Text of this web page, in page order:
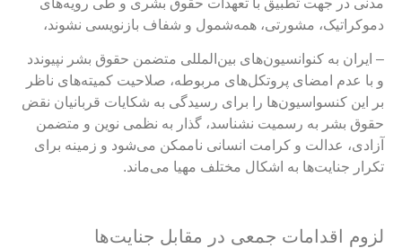
در جهت تطبیق با تعهدات حقوق بشری و طی رویه‌های
مشورتی، همه‌شمول و شفاف بازنویسی نشوند،
ایران به کنوانسیون‌های بین‌المللی متضمن حقوق بشر نپیوندد
با عدم امضای پروتکل‌های مربوطه، صلاحیت کمیته‌های ناظر
این کنسواسیون‌ها را برای رسیدگی به شکایات قربانیان نقض
بشر به رسمیت نشناسد،گذار به نظمی نوین و متضمن
عدالت و کرامت انسانی ناممکن می‌شود و زمینه برای
جنایت‌ها به اشکال مختلف مهیا می‌ماند.
اقدامات جمعی در مقابل جنایت‌ها